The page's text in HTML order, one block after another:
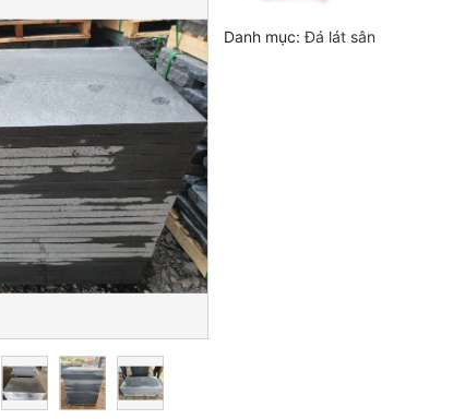
Danh mục:Đá lát sân